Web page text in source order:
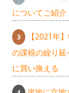
についてご紹介
【2021年
の課税の繰り
に買い換える